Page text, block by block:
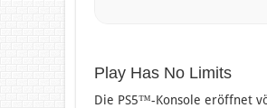
Play Has No Limits
Die PS5™-Konsole eröffnet